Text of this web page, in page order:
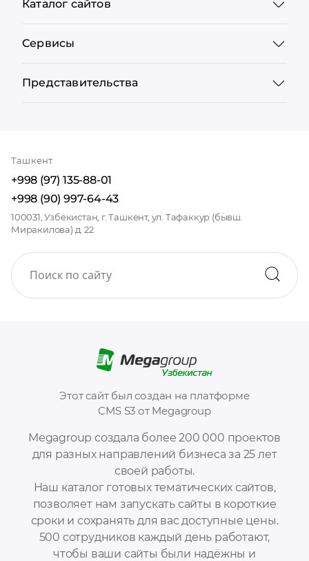
Megagroup создала более 200 000 проектов
для разных направлений бизнеса за 25 лет
своей работы.
Наш каталог готовых тематических сайтов,
позволяет нам запускать сайты в короткие
сроки и сохранять для вас доступные цены.
500 сотрудников каждый день работают,
чтобы ваши сайты были надёжны и
Этот сайт был создан на платформе
CMS S3 от Megagroup
Каталог сайтов
Сервисы
Представительства
Ташкент
+998 (97) 135-88-01
+998 (90) 997-64-43
100031, Узбекистан, г. Ташкент, ул. Тафаккур (бывш.
Миракилова) д. 22